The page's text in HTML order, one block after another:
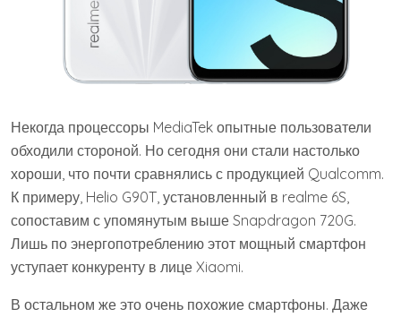
Некогда процессоры MediaTek опытные пользователи
обходили стороной. Но сегодня они стали настолько
хороши, что почти сравнялись с продукцией Qualcomm.
К примеру, Helio G90T, установленный в realme 6S,
сопоставим с упомянутым выше Snapdragon 720G.
Лишь по энергопотреблению этот мощный смартфон
уступает конкуренту в лице Xiaomi.
В остальном же это очень похожие смартфоны. Даже